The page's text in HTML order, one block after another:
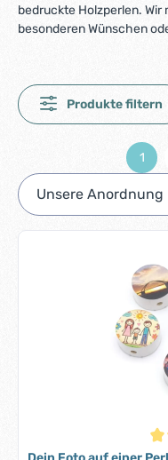
bedruckte Holzperlen.
besonderen Wünschen
Produkte filtern
Seite
1